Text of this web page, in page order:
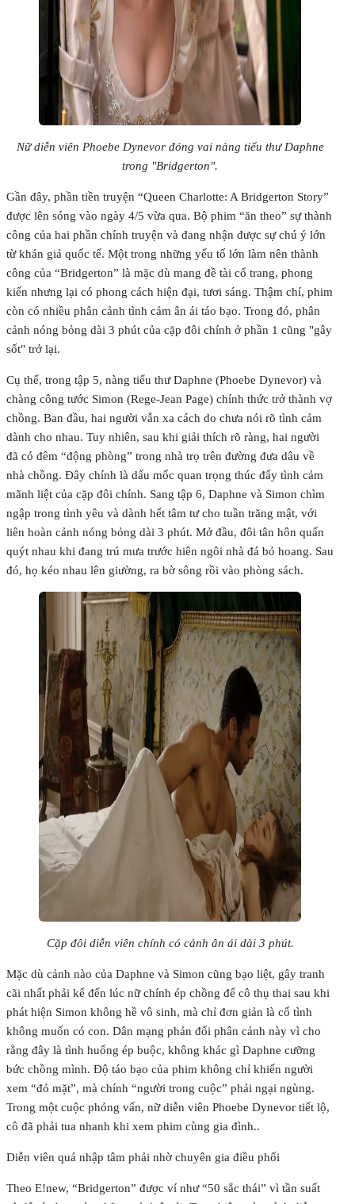
Nữ diễn viên Phoebe Dynevor đóng vai nàng tiểu thư Daphne
trong "Bridgerton".
Gần đây, phần tiền truyện “Queen Charlotte: A Bridgerton Story”
được lên sóng vào ngày 4/5 vừa qua. Bộ phim “ăn theo” sự thành
công của hai phần chính truyện và đang nhận được sự chú ý lớn
từ khán giả quốc tế. Một trong những yếu tố lớn làm nên thành
công của “Bridgerton” là mặc dù mang đề tài cổ trang, phong
kiến nhưng lại có phong cách hiện đại, tươi sáng. Thậm chí, phim
còn có nhiều phân cảnh tình cảm ân ái táo bạo. Trong đó, phân
cảnh nóng bỏng dài 3 phút của cặp đôi chính ở phần 1 cũng "gây
sốt" trở lại.
Cụ thể, trong tập 5, nàng tiểu thư Daphne (Phoebe Dynevor) và
chàng công tước Simon (Rege-Jean Page) chính thức trở thành vợ
chồng. Ban đầu, hai người vẫn xa cách do chưa nói rõ tình cảm
dành cho nhau. Tuy nhiên, sau khi giải thích rõ ràng, hai người
đã có đêm “động phòng” trong nhà trọ trên đường đưa dâu về
nhà chồng. Đây chính là dấu mốc quan trọng thúc đẩy tình cảm
mãnh liệt của cặp đôi chính. Sang tập 6, Daphne và Simon chìm
ngập trong tình yêu và dành hết tâm tư cho tuần trăng mật, với
liên hoàn cảnh nóng bỏng dài 3 phút. Mở đầu, đôi tân hôn quấn
quýt nhau khi đang trú mưa trước hiên ngôi nhà đá bỏ hoang. Sau
đó, họ kéo nhau lên giường, ra bờ sông rồi vào phòng sách.
Cặp đôi diễn viên chính có cảnh ân ái dài 3 phút.
Mặc dù cảnh nào của Daphne và Simon cũng bạo liệt, gây tranh
cãi nhất phải kể đến lúc nữ chính ép chồng để cô thụ thai sau khi
phát hiện Simon không hề vô sinh, mà chỉ đơn giản là cố tình
không muốn có con. Dân mạng phản đối phân cảnh này vì cho
rằng đây là tình huống ép buộc, không khác gì Daphne cưỡng
bức chồng mình. Độ táo bạo của phim không chỉ khiến người
xem “đỏ mặt”, mà chính “người trong cuộc” phải ngại ngùng.
Trong một cuộc phỏng vấn, nữ diễn viên Phoebe Dynevor tiết lộ,
cô đã phải tua nhanh khi xem phim cùng gia đình..
Diễn viên quá nhập tâm phải nhờ chuyên gia điều phối
Theo E!new, “Bridgerton” được ví như “50 sắc thái” vì tần suất